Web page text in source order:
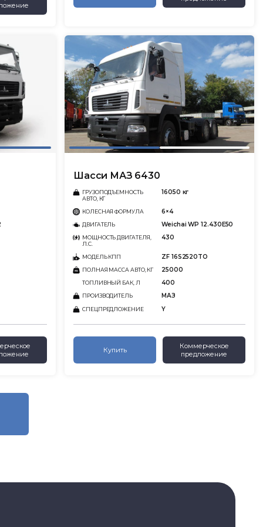
Шасси МАЗ 6430
ГРУЗОПОДЪЕМНОСТЬ
АВТО, КГ
16050 кг
КОЛЕСНАЯ ФОРМУЛА 6×4
ДВИГАТЕЛЬ Weichai WP 12.430E50
МОЩНОСТЬ ДВИГАТЕЛЯ,
Л.С.
430
МОДЕЛЬ КПП ZF 16S2520TO
ПОЛНАЯ МАССА АВТО, КГ 25000
ТОПЛИВНЫЙ БАК, Л 400
ПРОИЗВОДИТЕЛЬ МАЗ
СПЕЦПРЕДЛОЖЕНИЕ Y
Купить
Коммерческое
предложение